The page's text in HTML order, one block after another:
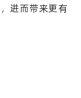
进而带来更有